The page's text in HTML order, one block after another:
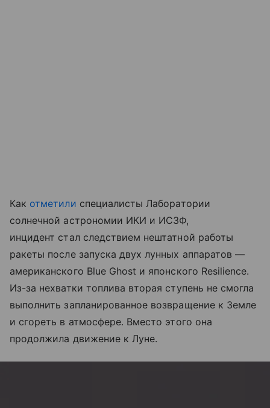
Как отметили специалисты Лаборатории
солнечной астрономии ИКИ и ИСЗФ,
инцидент стал следствием нештатной работы
ракеты после запуска двух лунных аппаратов —
американского Blue Ghost и японского Resilience.
Из-за нехватки топлива вторая ступень не смогла
выполнить запланированное возвращение к Земле
и сгореть в атмосфере. Вместо этого она
продолжила движение к Луне.